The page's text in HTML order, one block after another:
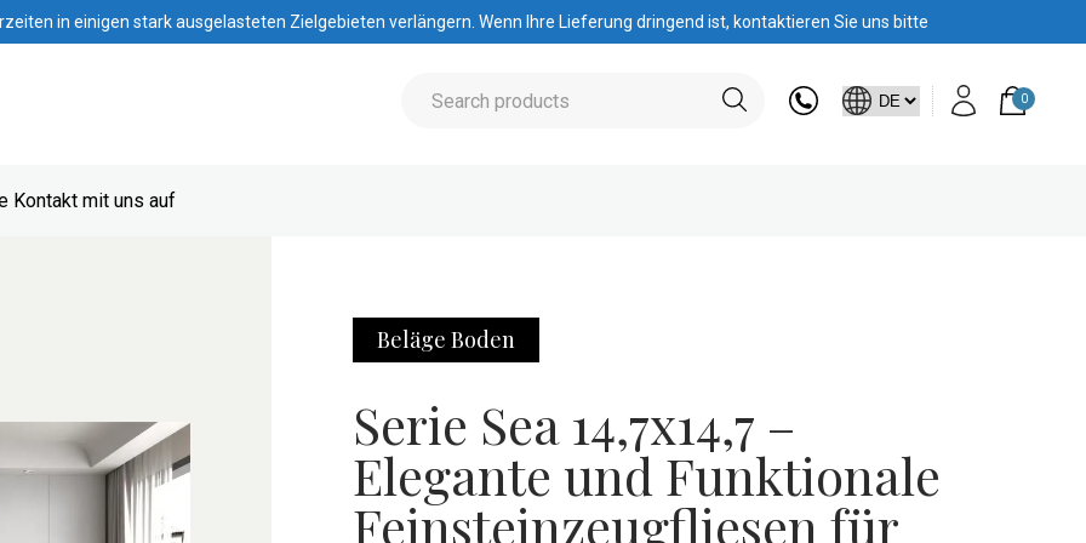
in einigen stark ausgelasteten Zielgebieten verlängern. Wenn Ihre Lieferung dringend ist, kontaktieren Sie uns bitte
0
Kontakt mit uns auf
Beläge Boden
Serie Sea 14,7x14,7 –
Elegante und Funktionale
Feinsteinzeugfliesen für